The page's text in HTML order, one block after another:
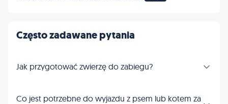
Często zadawane pytania
Jak przygotować zwierzę do zabiegu?
Co jest potrzebne do wyjazdu z psem lub kotem za